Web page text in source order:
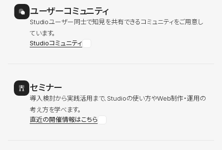
ユーザーコミュニティ
Studioユーザー同士で知見を共有できるコミュニティをご用意し
ています。
Studioコミュニティ
セミナー
導入検討から実践活用まで、Studioの使い方やWeb制作・運用の
考え方を学べます。
直近の開催情報はこちら